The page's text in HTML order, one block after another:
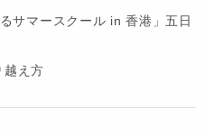
サマースクール in 香港」五日
越え方